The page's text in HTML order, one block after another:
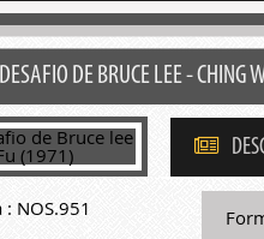
DE BRUCE LEE - CHING
NOS.951